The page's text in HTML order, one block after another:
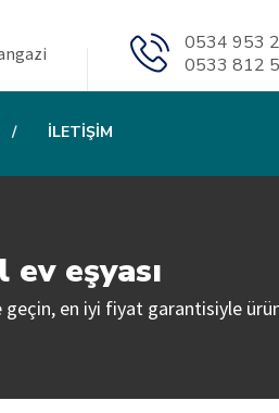
0534 953
0533 812
İLETIŞIM
eşyası
en iyi fiyat garantisiyle